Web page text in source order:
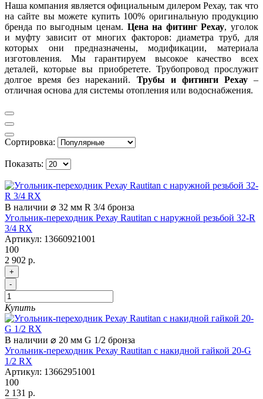
Наша компания является официальным дилером Рехау, так что
на сайте вы можете купить 100% оригинальную продукцию
бренда по выгодным ценам. Цена на фитинг Рехау, уголок
и муфту зависит от многих факторов: диаметра труб, для
которых они предназначены, модификации, материала
изготовления. Мы гарантируем высокое качество всех
деталей, которые вы приобретете. Трубопровод прослужит
долгое время без нареканий. Трубы и фитинги Рехау–
отличная основа для системы отопления или водоснабжения.
Сортировка:
Показать:
В наличии ⌀ 32 мм R 3/4 бронза
Угольник-переходник Рехау Rautitan с наружной резьбой 32-R
3/4 RX
Артикул: 13660921001
100
2 902 р.
+
-
Купить
В наличии ⌀ 20 мм G 1/2 бронза
Угольник-переходник Рехау Rautitan с накидной гайкой 20-G
1/2 RX
Артикул: 13662951001
100
2 131 р.